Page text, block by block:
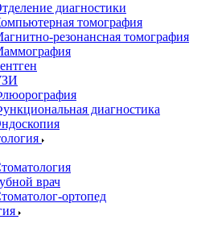
диагностики
томография
резонансная томография
диагностика
врач
ортопед